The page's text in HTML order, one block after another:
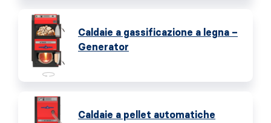
Caldaie a gassificazione a legna –
Generator
Caldaie a pellet automatiche